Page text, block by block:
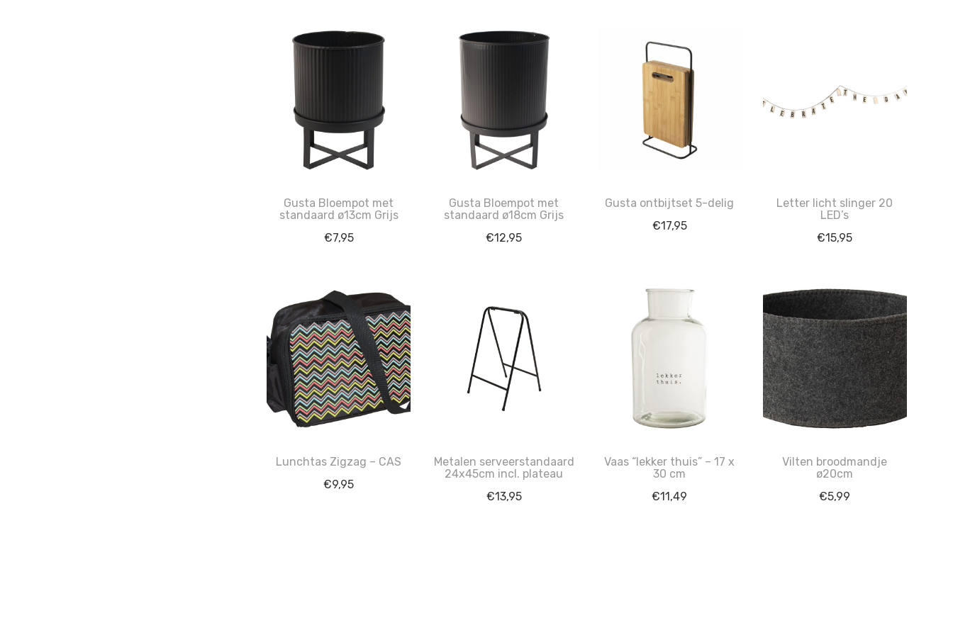
Gusta Bloempot met
standaard ø13cm Grijs
€7,95
Gusta Bloempot met
standaard ø18cm Grijs
€12,95
Gusta ontbijtset 5-delig
€17,95
Letter licht slinger 20
LED’s
€15,95
Lunchtas Zigzag – CAS
€9,95
Metalen serveerstandaard
24x45cm incl. plateau
€13,95
Vaas “lekker thuis” – 17 x
30 cm
€11,49
Vilten broodmandje
ø20cm
€5,99